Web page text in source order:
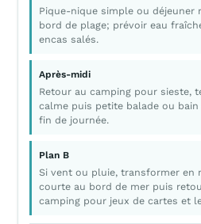
Pique-nique simple ou déjeuner
bord de plage; prévoir eau
encas salés.
Après-midi
Retour au camping pour sieste,
calme puis petite balade ou bain
fin de journée.
Plan B
Si vent ou pluie, transformer en
courte au bord de mer puis
camping pour jeux de cartes et